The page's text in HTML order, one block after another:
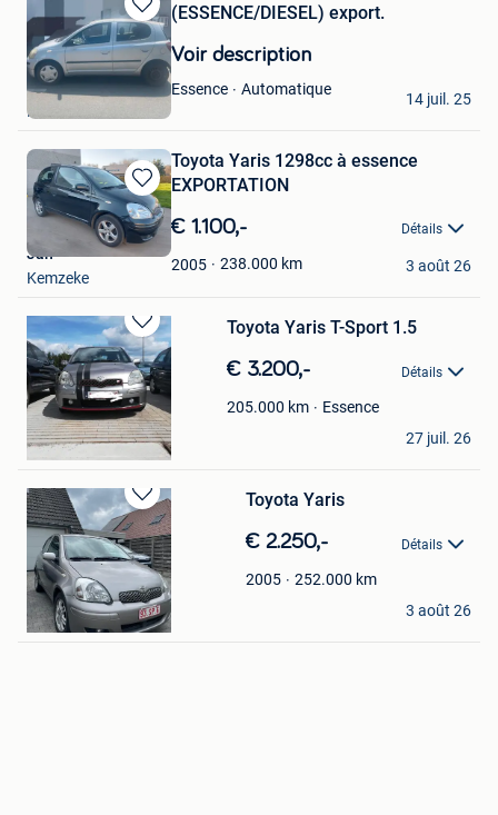
Sauvegarder
dans
Mes
Favoris
(ESSENCE/DIESEL) export.
Voir description
Essence Automatique
Absun
Ruisbroek
14 juil. 25
Sauvegarder
dans
Mes
Favoris
Toyota Yaris 1298cc à essence
EXPORTATION
€ 1.100,- Détails
2005 238.000 km
Jan
Kemzeke
3 août 26
Sauvegarder
dans
Mes
Favoris
Toyota Yaris T-Sport 1.5
€ 3.200,- Détails
205.000 km
Essence
tundio456
Heist-Op-Den-Berg
27 juil. 26
Sauvegarder
dans
Mes
Favoris
Toyota Yaris
€ 2.250,- Détails
2005 252.000 km
Stan
Zedelgem
3 août 26